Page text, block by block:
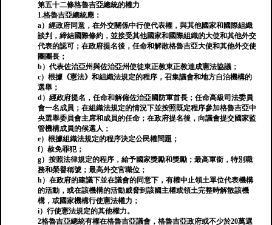
第五十二條格魯吉亞總統的權力
1.格魯吉亞總統應：
a）經政府同意，在外交關係中行使代表權，與其他國家和國際組織
談判，締結國際條約，並接受其他國家和國際組織的大使和其他外交
代表的認可；在政府提名後，任命和解散格魯吉亞大使和其他外交使
團團長；
b）代表佐治亞州與佐治亞州使徒東正教東正教達成憲法協議；
c）根據《憲法》和組織法規定的程序，召集議會和地方自治機構的
選舉；
d）經政府提名，任命和解僱佐治亞國防軍首長；任命高級司法委員
會一名成員；在組織法規定的情況下並按照既定程序參加格魯吉亞中
央選舉委員會主席和成員的任命；在政府提名後，向議會提交國家監
管機構成員的候選人；
e）根據組織法規定的程序決定公民權問題；
f）赦免罪犯；
g）按照法律規定的程序，給予國家獎勵和獎勵；最高軍銜，特別職
務和榮譽稱號；最高外交官職位；
h）在政府的建議下並在議會的同意下，有權中止領土單位代表機構
的活動，或在該機構的活動威脅到該國主權或領土完整時解散該機
構，或國家機構行使憲法權力；
i）行使憲法規定的其他權力。
2格魯吉亞總統有權在格魯吉亞議會，格魯吉亞政府或不少於20萬選